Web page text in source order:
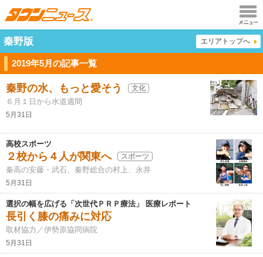
メニュ
ー
秦野版 エリアトップへ
2019年5月の記事一覧
秦野の水、もっと愛そう 文化
６月１日から水道週間
5月31日
高校スポーツ
２校から４人が関東へ スポーツ
秦高の安藤・武石、秦野総合の村上、永井
5月31日
選択の幅を広げる「次世代ＰＲＰ療法」 医療レポート
長引く膝の痛みに対応
取材協力／伊勢原協同病院
5月31日